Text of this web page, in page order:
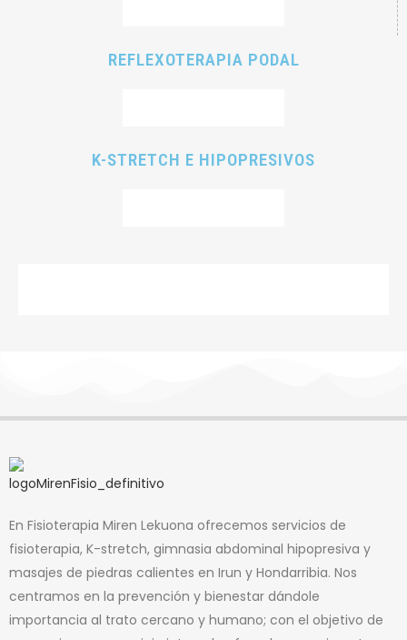
REFLEXOTERAPIA PODAL
K-STRETCH E HIPOPRESIVOS
En Fisioterapia Miren Lekuona ofrecemos servicios de
fisioterapia, K-stretch, gimnasia abdominal hipopresiva y
masajes de piedras calientes en Irun y Hondarribia. Nos
centramos en la prevención y bienestar dándole
importancia al trato cercano y humano; con el objetivo de